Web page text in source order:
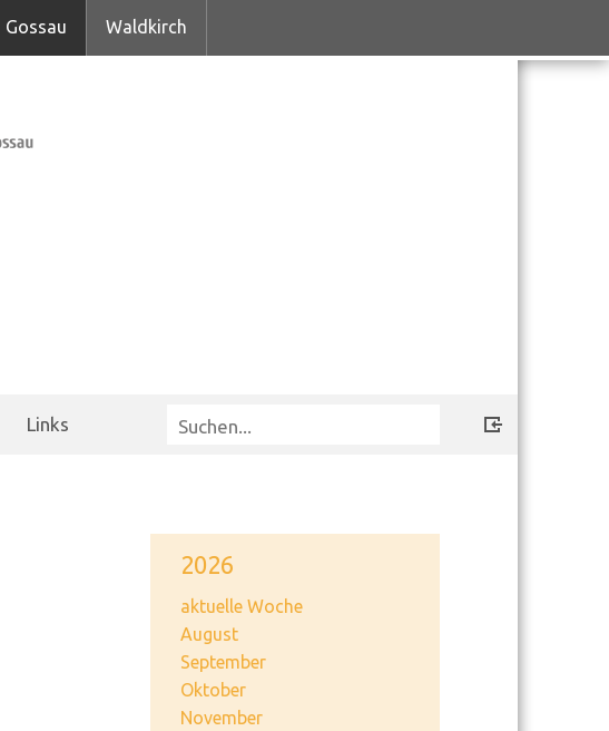
Gossau Waldkirch
Links
2026
aktuelle Woche
August
September
Oktober
November